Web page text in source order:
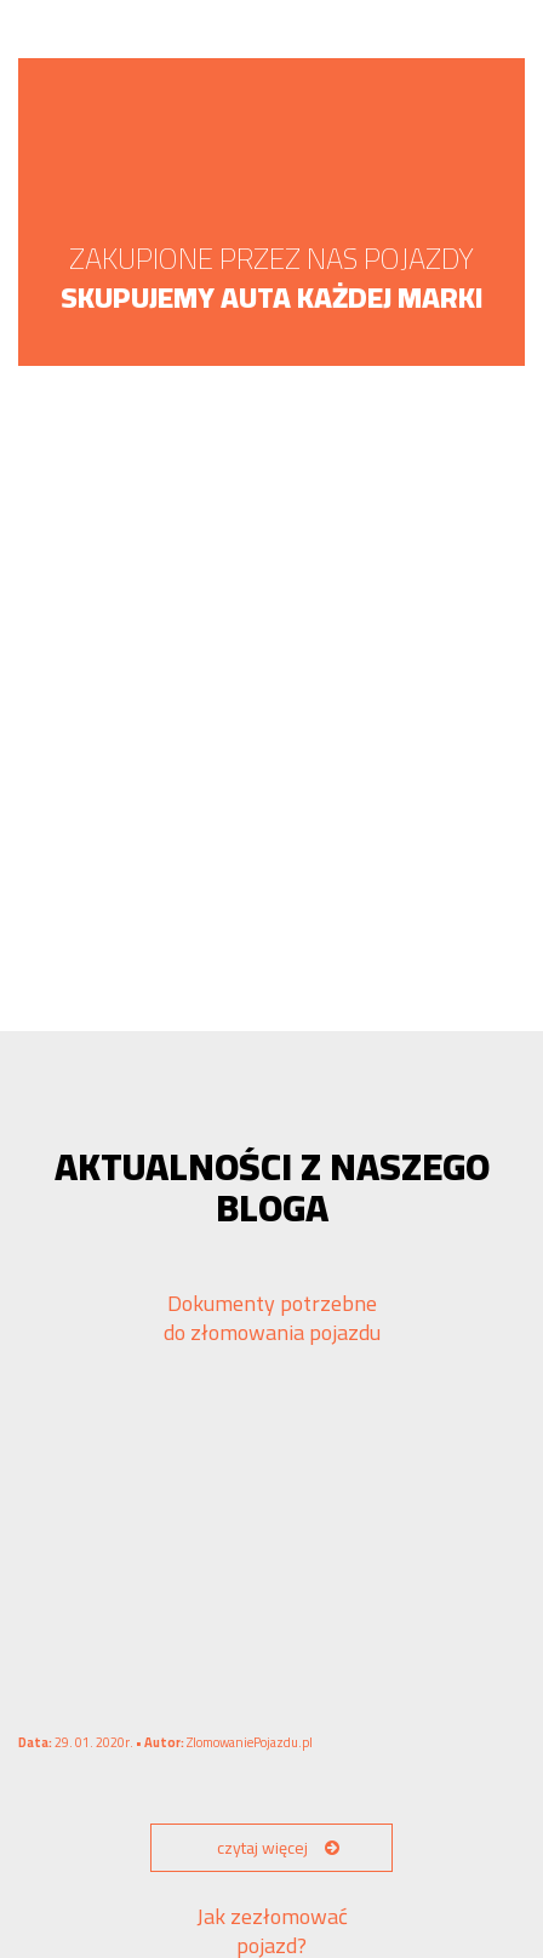
ZAKUPIONE PRZEZ NAS POJAZDY
SKUPUJEMY AUTA KAŻDEJ MARKI
AKTUALNOŚCI Z NASZEGO
BLOGA
Dokumenty potrzebne
do złomowania pojazdu
Data:29. 01. 2020r. •Autor:ZlomowaniePojazdu.pl
czytaj więcej
Jak zezłomować
pojazd?